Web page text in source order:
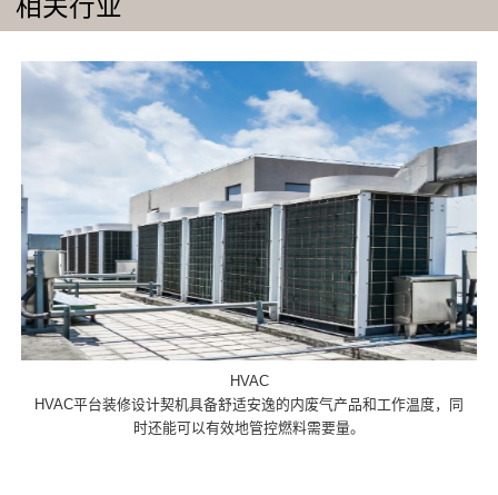
相关行业
HVAC
HVAC平台装修设计契机具备舒适安逸的内废气产品和工作温度，同
时还能可以有效地管控燃料需要量。